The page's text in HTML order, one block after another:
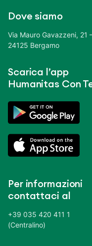
Dove siamo
Via Mauro Gavazzeni, 21
24125 Bergamo
Scarica l’app
Humanitas Con
Per informazioni
contattaci al
+39 035 420 411 1
(Centralino)